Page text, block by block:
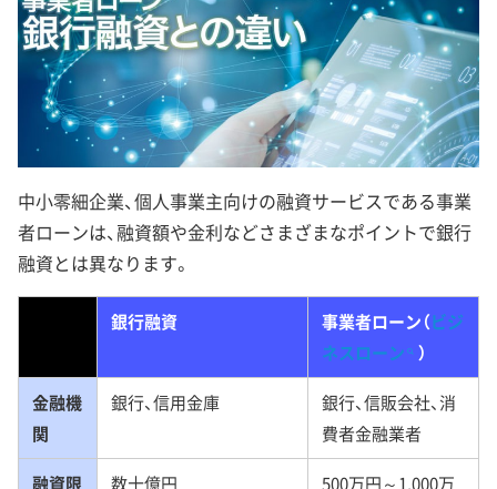
中小零細企業、個人事業主向けの融資サービスである事業
者ローンは、融資額や金利などさまざまなポイントで銀行
融資とは異なります。
銀行融資 事業者ローン（ビジ
ネスローン ）
金融機
関
銀行、信用金庫
銀行、信販会社、消
費者金融業者
融資限
数十億円
500万円～1,000万